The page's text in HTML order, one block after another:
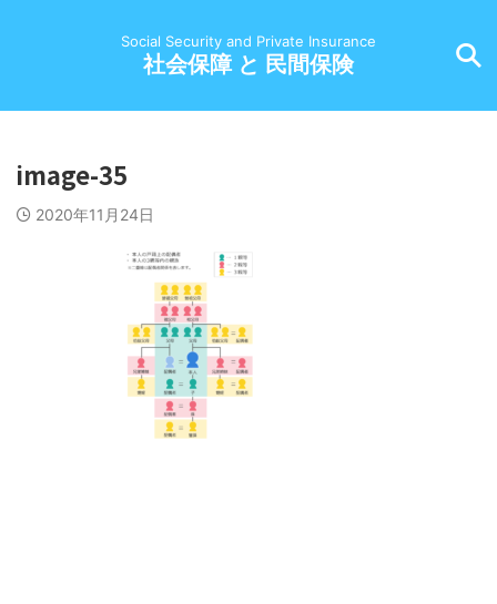
Social Security and Private Insurance
社会保障 と 民間保険
image-35
2020年11月24日